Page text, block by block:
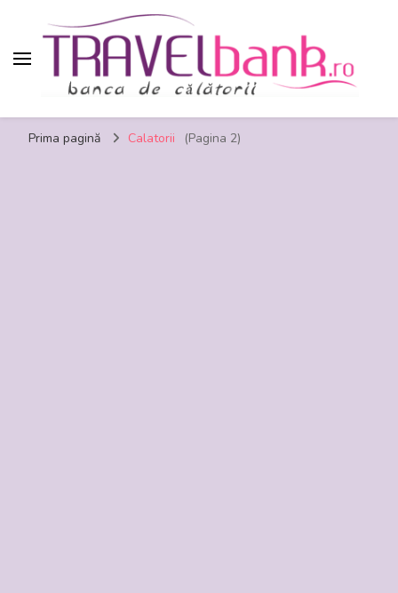
TravelBank.ro – calatorii, turism, distractie,
shopping, timp liber
Prima pagină Calatorii (Pagina 2)